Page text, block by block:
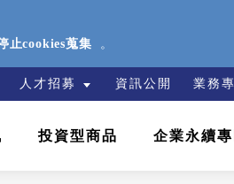
止cookies蒐集 。
投資型商品 企業永續
人才招募 資訊公開 業務